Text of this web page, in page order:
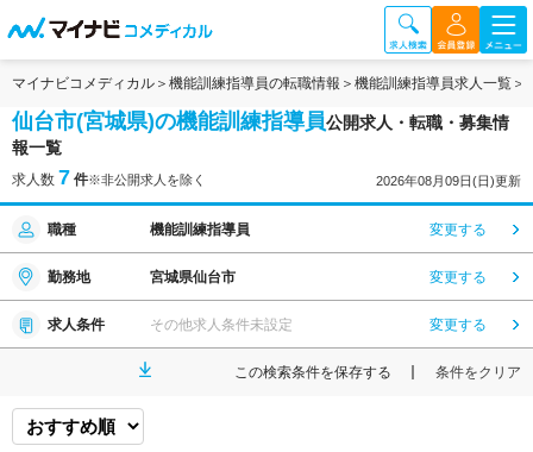
マイナビコメディカル 機能訓練指導員の転職情報 機能訓練指導員求人一覧
仙台市(宮城県)の機能訓練指導員公開求人・転職・募集情
報一覧
求人数 7 件※非公開求人を除く 2026年08月09日(日)更新
職種 機能訓練指導員 変更する
勤務地 宮城県仙台市 変更する
求人条件 その他求人条件未設定 変更する
この検索条件を保存する 条件をクリア